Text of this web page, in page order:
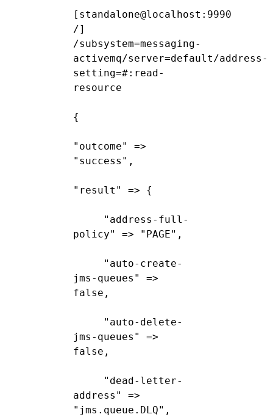
[standalone@localhost:9990
/]
/subsystem=messaging-
activemq/server=default/address-
setting=#:read-
resource
{
"outcome" =>
"success",
"result" => {
"address-full-
policy" => "PAGE",
"auto-create-
jms-queues" =>
false,
"auto-delete-
jms-queues" =>
false,
"dead-letter-
address" =>
"jms.queue.DLQ",